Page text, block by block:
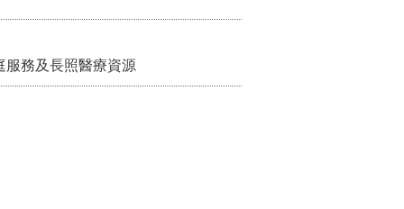
服務及長照醫療資源